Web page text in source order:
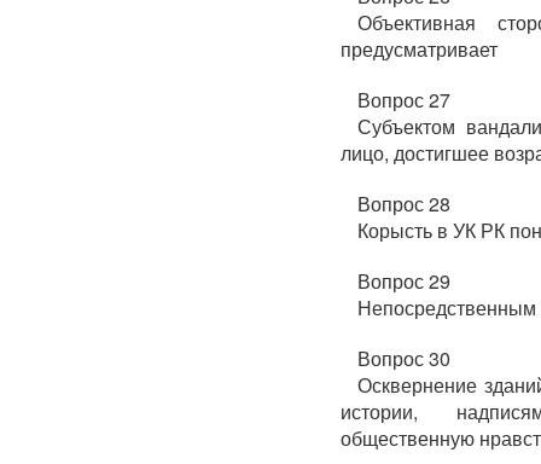
Объективная
предусматривает
Вопрос 27
Субъектом
лицо, достигшее
Вопрос 28
Корысть в УК РК
Вопрос 29
Непосредственным
Вопрос 30
Осквернение
истории,
общественную